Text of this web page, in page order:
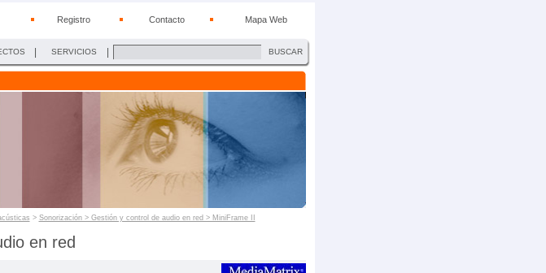
Registro Contacto Mapa Web
SERVICIOS BUSCAR
> Sonorización > Gestión y control de audio en red > MiniFrame II
en red